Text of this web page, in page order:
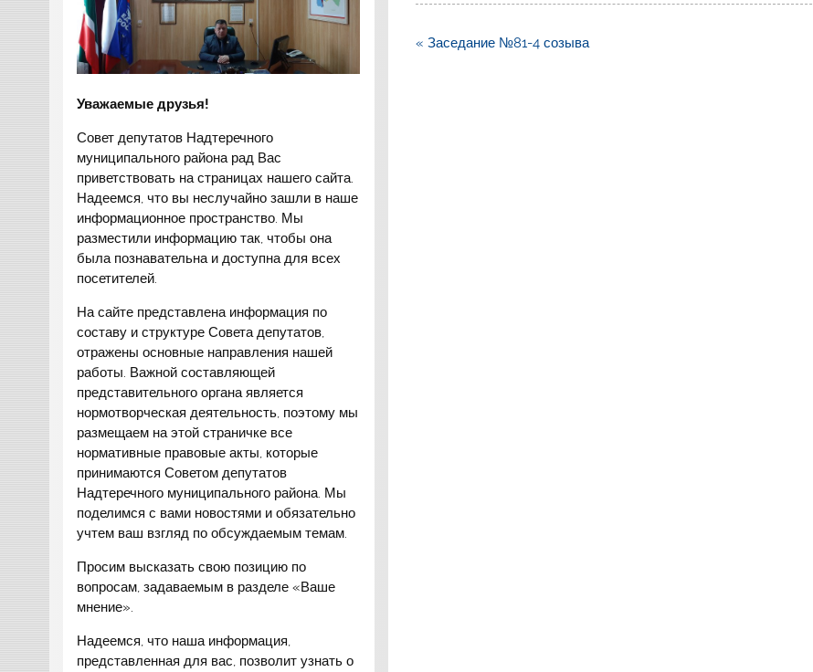
Навигация
« Заседание №81-4 созыва
Уважаемые друзья!
Совет депутатов Надтеречного
муниципального района рад Вас
приветствовать на страницах нашего сайта.
Надеемся, что вы неслучайно зашли в наше
информационное пространство. Мы
разместили информацию так, чтобы она
была познавательна и доступна для всех
посетителей.
На сайте представлена информация по
составу и структуре Совета депутатов,
отражены основные направления нашей
работы. Важной составляющей
представительного органа является
нормотворческая деятельность, поэтому мы
размещаем на этой страничке все
нормативные правовые акты, которые
принимаются Советом депутатов
Надтеречного муниципального района. Мы
поделимся с вами новостями и обязательно
учтем ваш взгляд по обсуждаемым темам.
Просим высказать свою позицию по
вопросам, задаваемым в разделе «Ваше
мнение».
Надеемся, что наша информация,
представленная для вас, позволит узнать о